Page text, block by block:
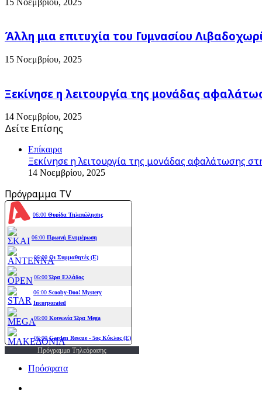
Άλλη μια επιτυχία του Γυμνασίου
15 Νοεμβρίου, 2025
Ξεκίνησε η λειτουργία της μονάδας
14 Νοεμβρίου, 2025
Δείτε Επίσης
Επίκαιρα
Ξεκίνησε η λειτουργία της μονάδας αφαλάτωσης
14 Νοεμβρίου, 2025
Πρόγραμμα TV
Πρόγραμμα Τηλεόρασης
Πρόσφατα